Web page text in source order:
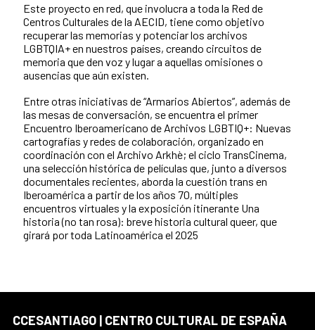
Este proyecto en red, que involucra a toda la Red de
Centros Culturales de la AECID, tiene como objetivo
recuperar las memorias y potenciar los archivos
LGBTQIA+ en nuestros países, creando circuitos de
memoria que den voz y lugar a aquellas omisiones o
ausencias que aún existen.
Entre otras iniciativas de “Armarios Abiertos”, además de
las mesas de conversación, se encuentra el primer
Encuentro Iberoamericano de Archivos LGBTIQ+: Nuevas
cartografías y redes de colaboración, organizado en
coordinación con el Archivo Arkhè; el ciclo TransCinema,
una selección histórica de películas que, junto a diversos
documentales recientes, aborda la cuestión trans en
Iberoamérica a partir de los años 70, múltiples
encuentros virtuales y la exposición itinerante Una
historia (no tan rosa): breve historia cultural queer, que
girará por toda Latinoamérica el 2025
CCESANTIAGO | CENTRO CULTURAL DE ESPAÑA